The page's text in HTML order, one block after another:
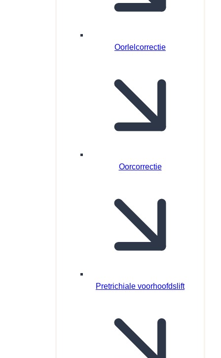
Oorlelcorrectie
Oorcorrectie
Pretrichiale voorhoofdslift